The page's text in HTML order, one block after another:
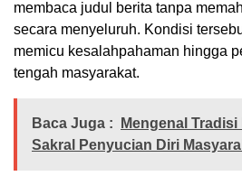
membaca judul berita tanpa
secara menyeluruh. Kondisi
memicu kesalahpahaman hingga
tengah masyarakat.
Baca Juga :
Mengenal
Sakral Penyucian Diri